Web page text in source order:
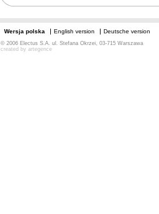
Wersja polska English version Deutsche version
© 2006 Electus S.A. ul. Stefana Okrzei, 03-715 Warszawa
created by artegence